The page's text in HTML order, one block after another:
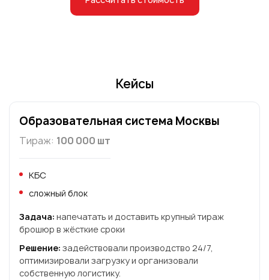
Кейсы
Образовательная система Москвы
Тираж: 100 000 шт
КБС
сложный блок
Задача: напечатать и доставить крупный тираж
брошюр в жёсткие сроки
Решение: задействовали производство 24/7,
оптимизировали загрузку и организовали
собственную логистику.